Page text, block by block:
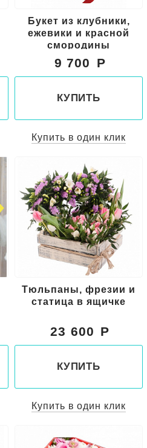
Букет из клубники,
ежевики и красной
смородины
9 700
КУПИТЬ
Купить в один клик
Тюльпаны, фрезии и
статица в ящичке
23 600
КУПИТЬ
Купить в один клик